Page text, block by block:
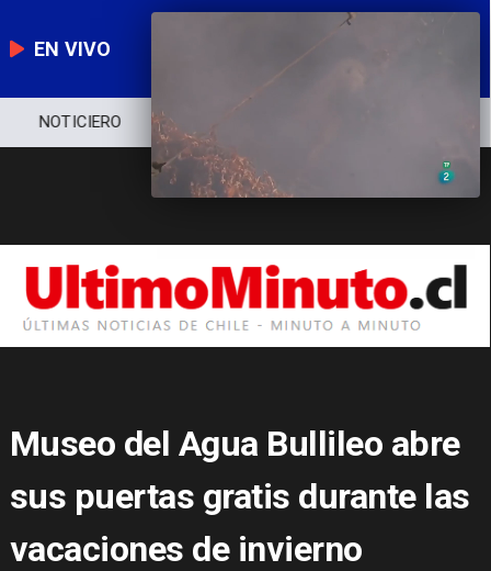
EN VIVO
POLÍTICA
Museo del Agua Bullileo abre
sus puertas gratis durante las
vacaciones de invierno